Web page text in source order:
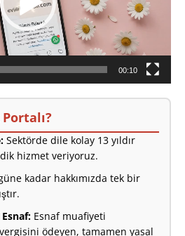
00:10
Sektörde dile kolay 13 yıldır
dik hizmet veriyoruz.
kadar hakkımızda tek bir
Esnaf muafiyeti
ödeyen, tamamen yasal